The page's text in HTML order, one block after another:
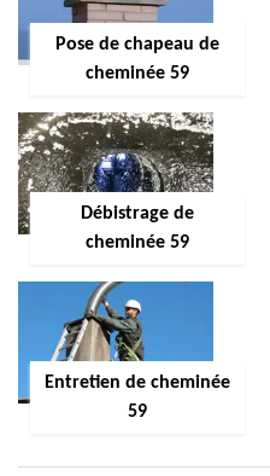
Pose de chapeau de
cheminée 59
Débistrage de
cheminée 59
Entretien de cheminée
59